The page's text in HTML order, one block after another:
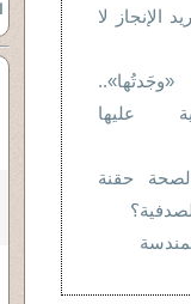
الإنجاز لا
«وجَدتُها»..
عليها
حقنة